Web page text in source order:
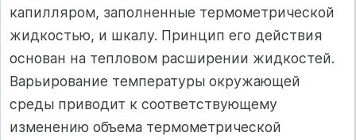
капилляром, заполненные термометрической
жидкостью, и шкалу. Принцип его действия
основан на тепловом расширении жидкостей.
Варьирование температуры окружающей
среды приводит к соответствующему
изменению объема термометрической